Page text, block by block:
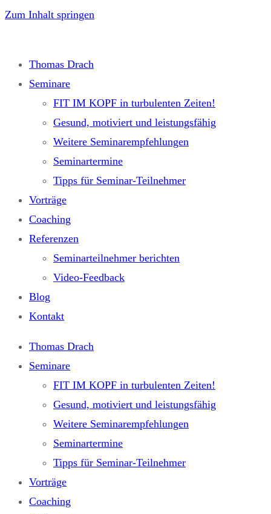
Zum Inhalt springen
Thomas Drach
Seminare
FIT IM KOPF in turbulenten Zeiten!
Gesund, motiviert und leistungsfähig
Weitere Seminarempfehlungen
Seminartermine
Tipps für Seminar-Teilnehmer
Vorträge
Coaching
Referenzen
Seminarteilnehmer berichten
Video-Feedback
Blog
Kontakt
Thomas Drach
Seminare
FIT IM KOPF in turbulenten Zeiten!
Gesund, motiviert und leistungsfähig
Weitere Seminarempfehlungen
Seminartermine
Tipps für Seminar-Teilnehmer
Vorträge
Coaching